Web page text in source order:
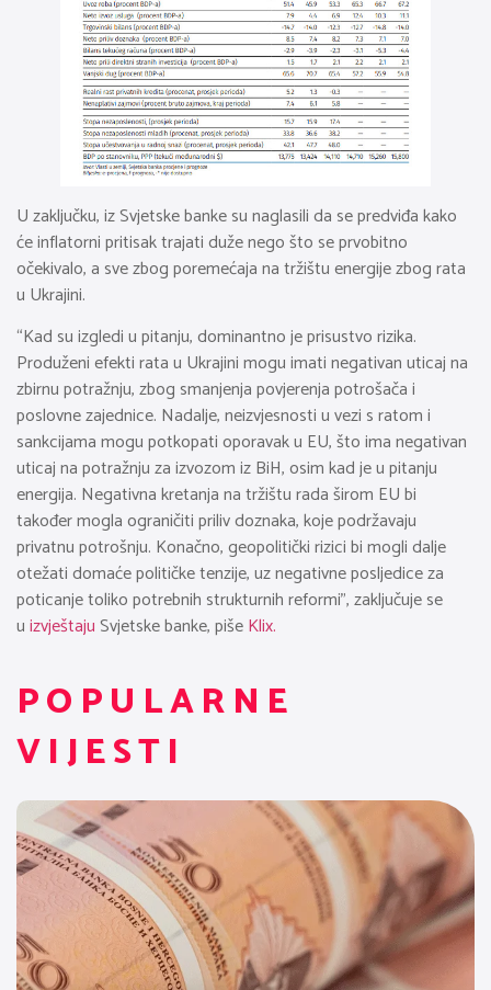
U zaključku, iz Svjetske banke su naglasili da se predviđa kako
će inflatorni pritisak trajati duže nego što se prvobitno
očekivalo, a sve zbog poremećaja na tržištu energije zbog rata
u Ukrajini.
“Kad su izgledi u pitanju, dominantno je prisustvo rizika.
Produženi efekti rata u Ukrajini mogu imati negativan uticaj na
zbirnu potražnju, zbog smanjenja povjerenja potrošača i
poslovne zajednice. Nadalje, neizvjesnosti u vezi s ratom i
sankcijama mogu potkopati oporavak u EU, što ima negativan
uticaj na potražnju za izvozom iz BiH, osim kad je u pitanju
energija. Negativna kretanja na tržištu rada širom EU bi
također mogla ograničiti priliv doznaka, koje podržavaju
privatnu potrošnju. Konačno, geopolitički rizici bi mogli dalje
otežati domaće političke tenzije, uz negativne posljedice za
poticanje toliko potrebnih strukturnih reformi”, zaključuje se
uizvještajuSvjetske banke, pišeKlix.
POPULARNE
VIJESTI